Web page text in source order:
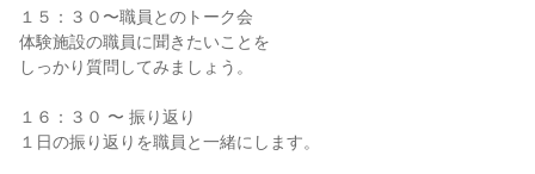
１５：３０〜職員とのトーク会
体験施設の職員に聞きたいことを
しっかり質問してみましょう。
１６：３０ 〜 振り返り
１日の振り返りを職員と一緒にします。